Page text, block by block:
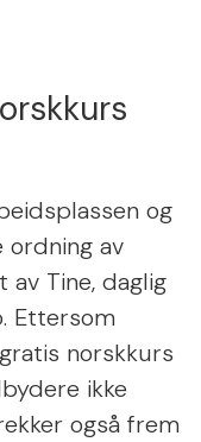
og
ordning av
Tine, daglig
Ettersom
norskkurs
ikke
også frem